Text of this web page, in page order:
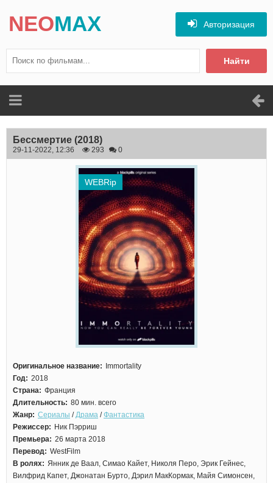
NEOMAX
Найти
Авторизация
Бессмертие (2018)
29-11-2022, 12:36 293 0
WEBRip
Оригинальное название:
Immortality
Год: 2018
Страна: Франция
Длительность: 80 мин. всего
Жанр: Сериалы /Драма /Фантастика
Режиссер: Ник Пэрриш
Премьера: 26 марта 2018
Перевод: WestFilm
В ролях: Янник де Ваал, Симао Кайет, Николя Перо, Эрик Гейнес,
Вилфрид Капет, Джонатан Бурто, Дэрил МакКормак, Майя Симонсен,